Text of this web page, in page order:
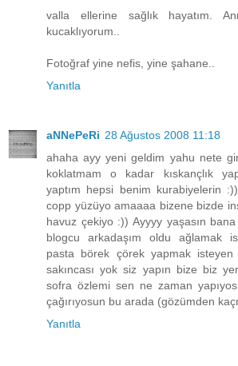
valla ellerine sağlık hayatım.
kucaklıyorum..
Fotoğraf yine nefis, yine şahane..
Yanıtla
aNNePeRi 28 Ağustos 2008 11:18
ahaha ayy yeni geldim yahu nete
koklatmam o kadar kıskançlık
yaptım hepsi benim kurabiyelerin
copp yüzüyo amaaaa bizene bizde
havuz çekiyo :)) Ayyyy yaşasın
blogcu arkadaşım oldu ağlamak
pasta börek çörek yapmak
sakıncası yok siz yapın bize biz
sofra özlemi sen ne zaman
çağırıyosun bu arada (gözümden
Yanıtla